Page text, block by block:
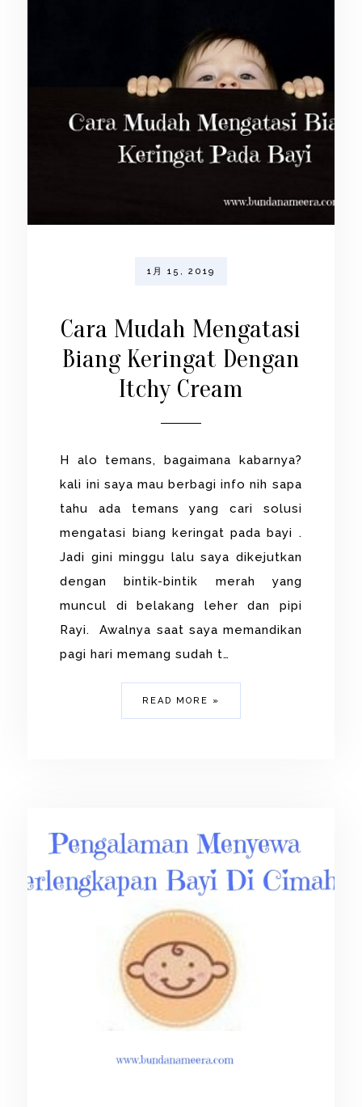
1月 15, 2019
Cara Mudah Mengatasi
Biang Keringat Dengan
Itchy Cream
H alo temans, bagaimana kabarnya?
kali ini saya mau berbagi info nih sapa
tahu ada temans yang cari solusi
mengatasi biang keringat pada bayi .
Jadi gini minggu lalu saya dikejutkan
dengan bintik-bintik merah yang
muncul di belakang leher dan pipi
Rayi. Awalnya saat saya memandikan
pagi hari memang sudah t…
READ MORE »